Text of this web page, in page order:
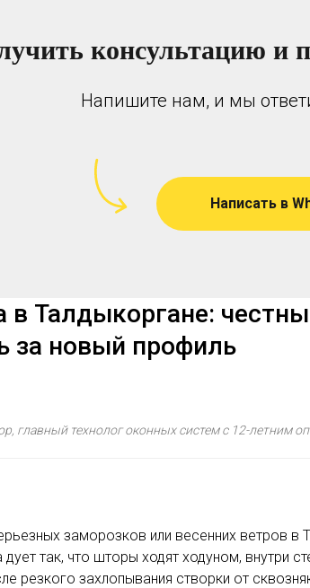
консультацию и
Напишите нам, и мы
Написать в
в Талдыкоргане:
за новый профиль
главный технолог оконных систем с 12-летним
заморозков или весенних ветров
так, что шторы ходят ходуном,
резкого захлопывания створки от